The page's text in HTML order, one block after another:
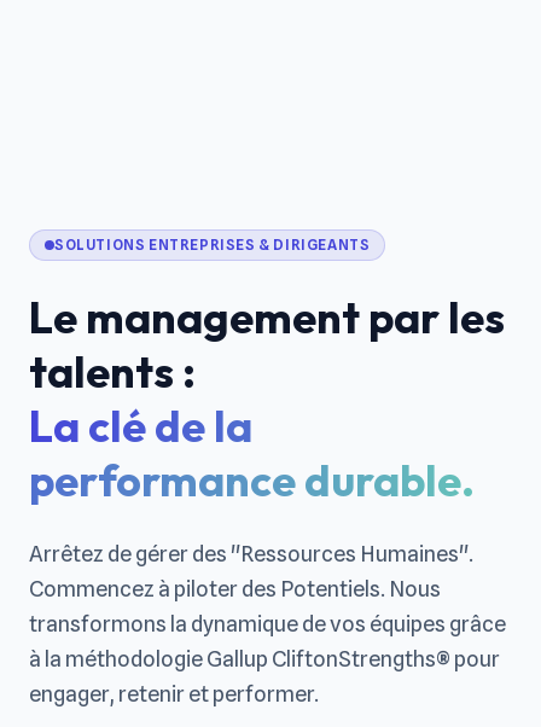
SOLUTIONS ENTREPRISES & DIRIGEANTS
Le management par les
talents :
La clé de la
performance durable.
Arrêtez de gérer des "Ressources Humaines".
Commencez à piloter des Potentiels. Nous
transformons la dynamique de vos équipes grâce
à la méthodologie Gallup CliftonStrengths® pour
engager, retenir et performer.